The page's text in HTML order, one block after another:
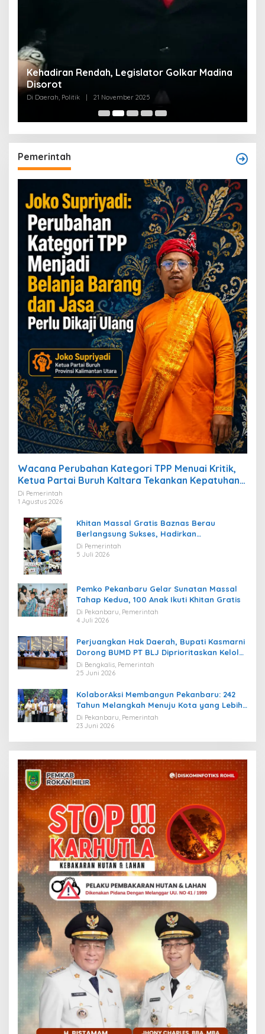
Kehadiran Rendah, Legislator Golkar Madina
Disorot
Di Daerah, Politik | 21 November 2025
Pemerintah
Wacana Perubahan Kategori TPP Menuai Kritik,
Ketua Partai Buruh Kaltara Tekankan Kepatuhan
Regulasi
Di Pemerintah
1 Agustus 2026
Khitan Massal Gratis Baznas Berau
Berlangsung Sukses, Hadirkan
Kebahagiaan bagi Puluhan Anak
Di Pemerintah
5 Juli 2026
Pemko Pekanbaru Gelar Sunatan Massal
Tahap Kedua, 100 Anak Ikuti Khitan Gratis
Di Pekanbaru, Pemerintah
4 Juli 2026
Perjuangkan Hak Daerah, Bupati Kasmarni
Dorong BUMD PT BLJ Diprioritaskan Kelola
Migas
Di Bengkalis, Pemerintah
25 Juni 2026
KolaborAksi Membangun Pekanbaru: 242
Tahun Melangkah Menuju Kota yang Lebih
Maju
Di Pekanbaru, Pemerintah
23 Juni 2026